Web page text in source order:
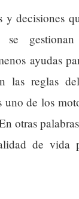
y decisiones
se
ayudas
las reglas
uno de los
otras
de vida